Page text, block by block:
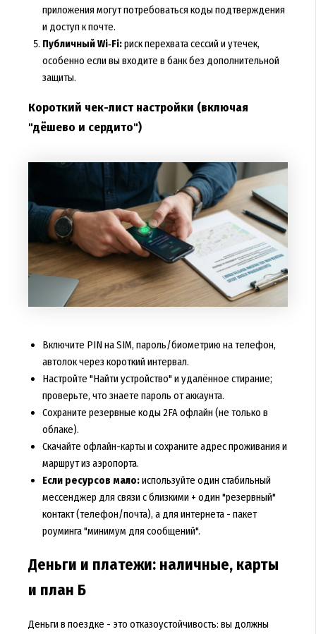
приложения могут потребоваться коды подтверждения
и доступ к почте.
Публичный Wi‑Fi:риск перехвата сессий и утечек,
особенно если вы входите в банк без дополнительной
защиты.
Короткий чек-лист настройки (включая
"дёшево и сердито")
Включите PIN на SIM, пароль/биометрию на телефон,
автолок через короткий интервал.
Настройте "Найти устройство" и удалённое стирание;
проверьте, что знаете пароль от аккаунта.
Сохраните резервные коды 2FA офлайн (не только в
облаке).
Скачайте офлайн-карты и сохраните адрес проживания и
маршрут из аэропорта.
Если ресурсов мало:используйте один стабильный
мессенджер для связи с близкими + один "резервный"
контакт (телефон/почта), а для интернета - пакет
роуминга "минимум для сообщений".
Деньги и платежи: наличные, карты
и план Б
Деньги в поездке - это отказоустойчивость: вы должны